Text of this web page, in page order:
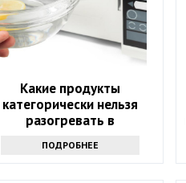
Какие продукты
категорически нельзя
разогревать в
советы экспертов
ПОДРОБНЕЕ